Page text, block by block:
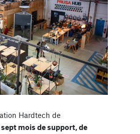
Hardtech de
mois de support, de